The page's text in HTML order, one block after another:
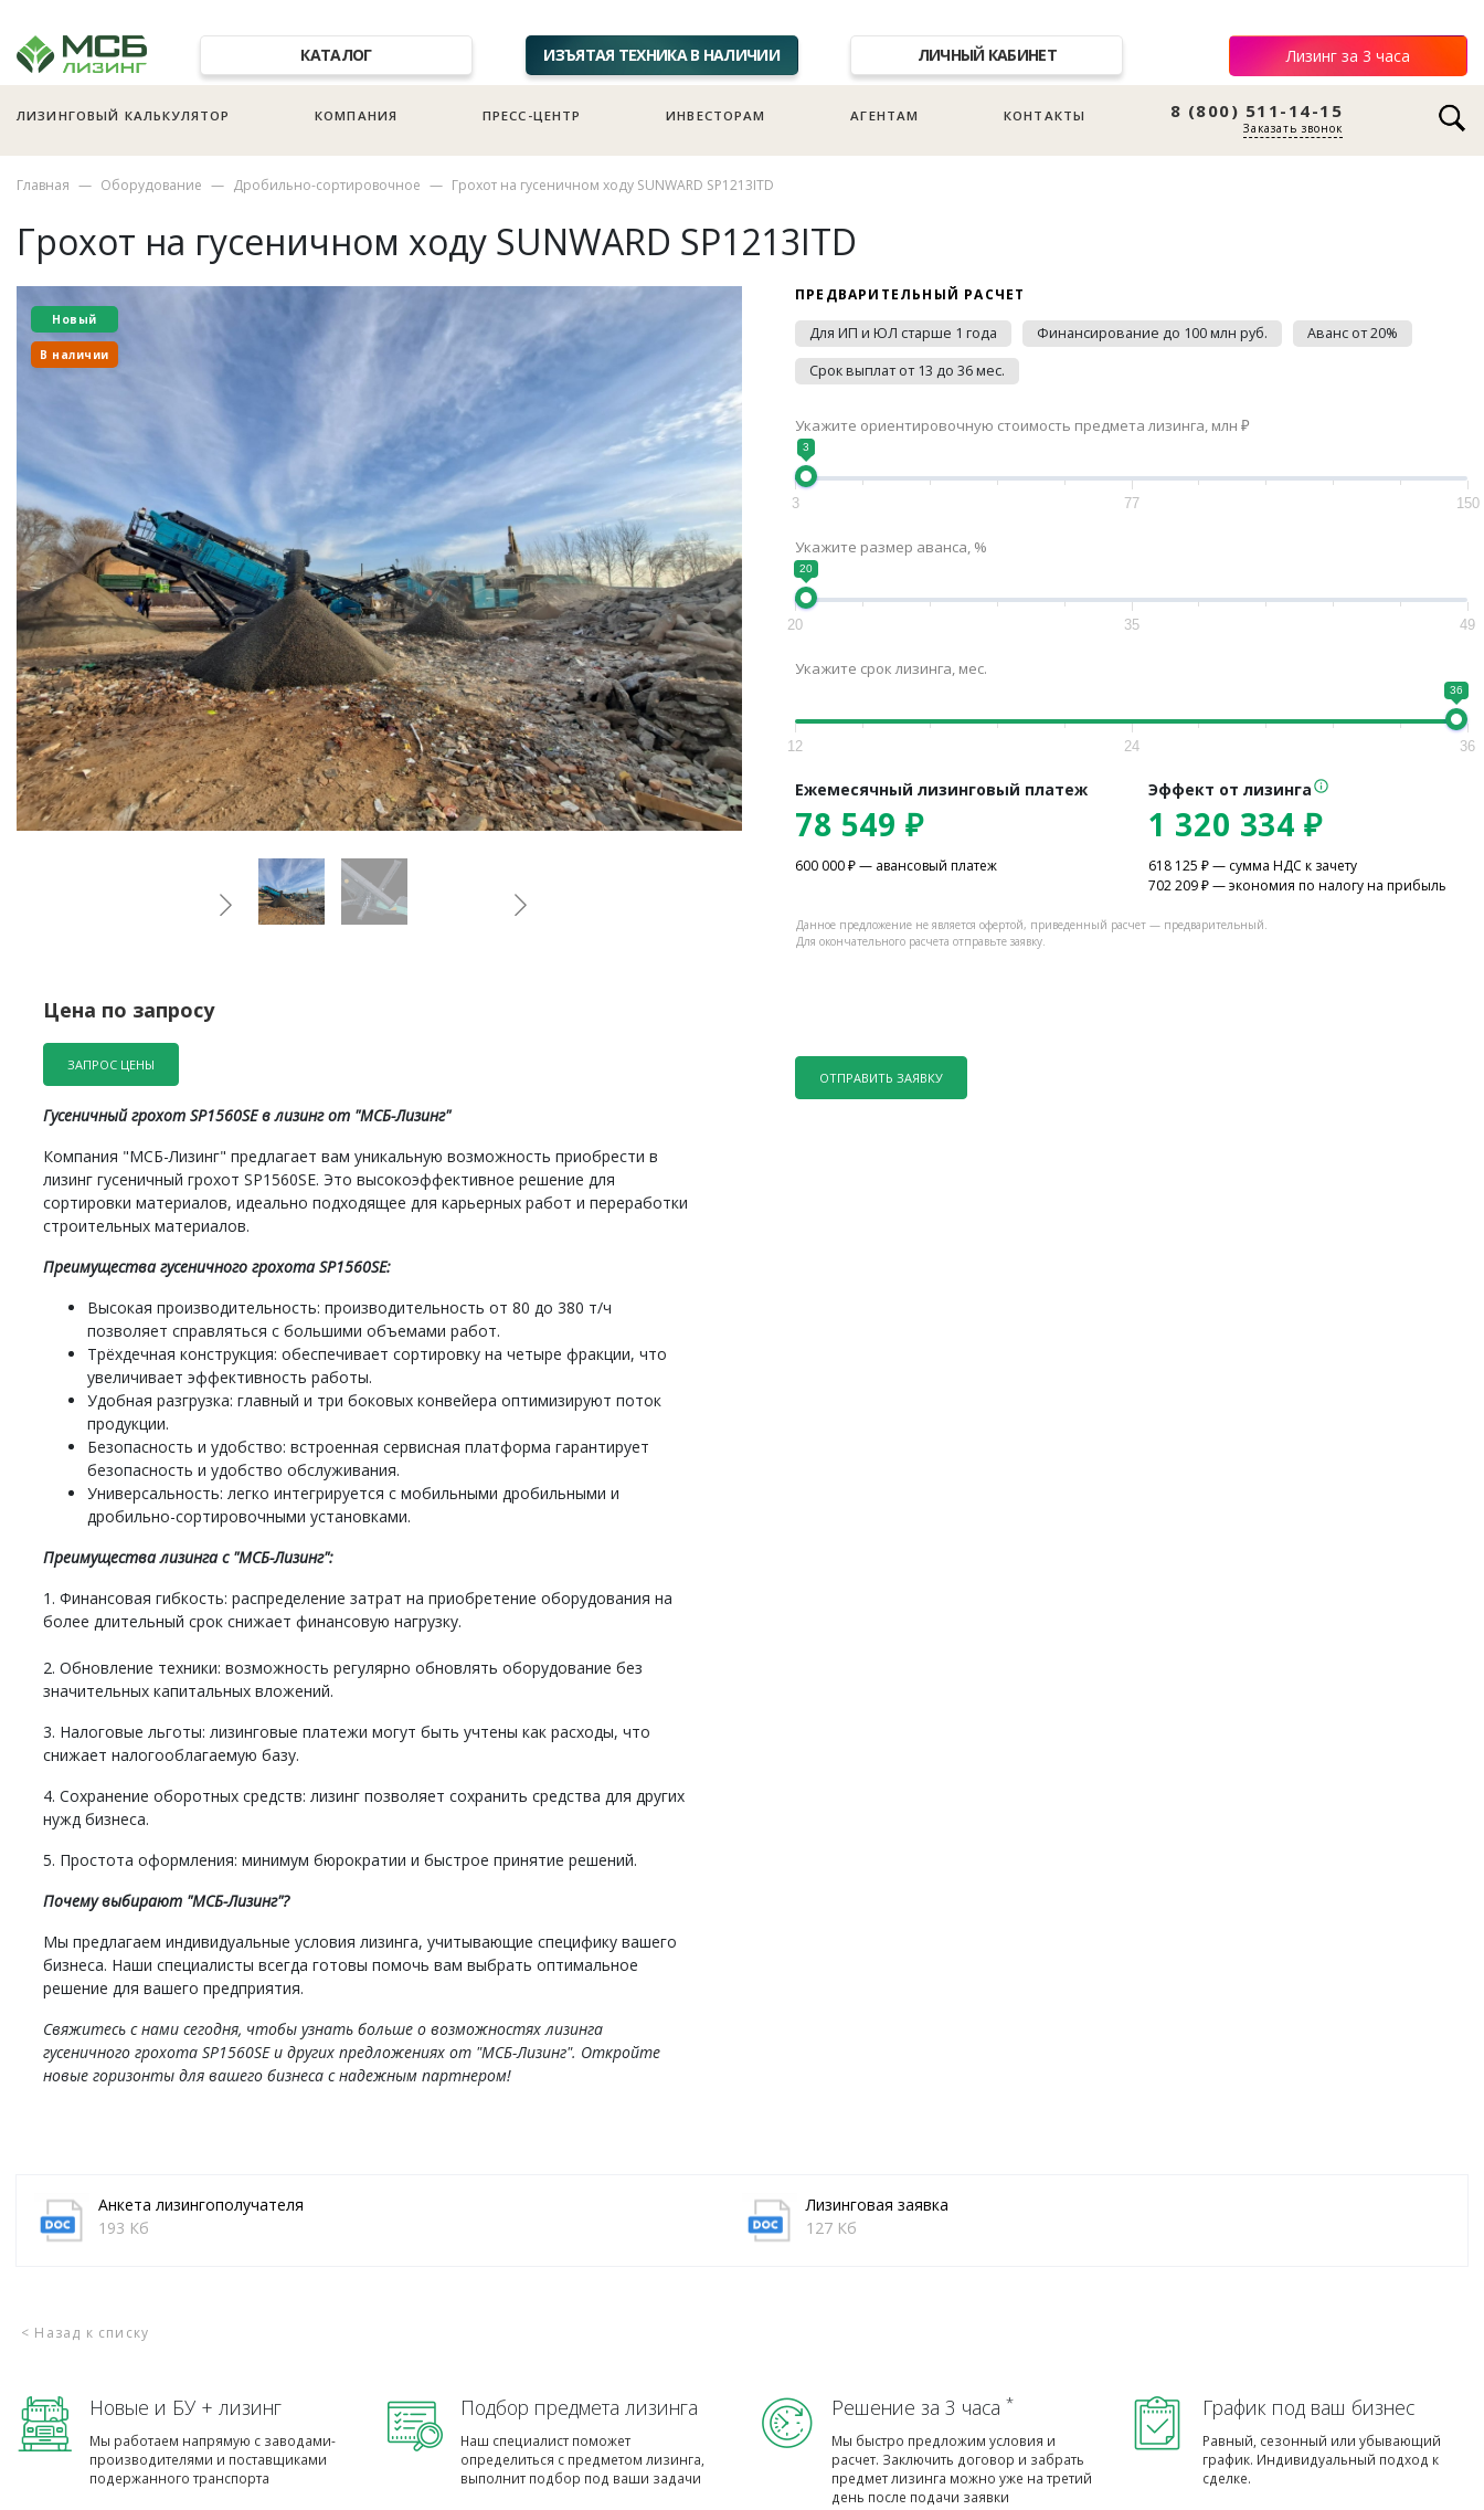
КАТАЛОГ ИЗЪЯТАЯ ТЕХНИКА В НАЛИЧИИ ЛИЧНЫЙ КАБИНЕТ Лизинг за 3 часа
ЛИЗИНГОВЫЙ КАЛЬКУЛЯТОР КОМПАНИЯ ПРЕСС-ЦЕНТР ИНВЕСТОРАМ АГЕНТАМ КОНТАКТЫ 8 (800) 511-14-15
Заказать звонок
Главная Оборудование Дробильно-сортировочное Грохот на гусеничном ходу SUNWARD SP1213ITD
Грохот на гусеничном ходу SUNWARD SP1213ITD
Новый
В наличии
Цена по запросу
ЗАПРОС ЦЕНЫ
Гусеничный грохот SP1560SE в лизинг от "МСБ-Лизинг"
Компания "МСБ-Лизинг" предлагает вам уникальную возможность приобрести в
лизинг гусеничный грохот SP1560SE. Это высокоэффективное решение для
сортировки материалов, идеально подходящее для карьерных работ и переработки
строительных материалов.
Преимущества гусеничного грохота SP1560SE:
Высокая производительность: производительность от 80 до 380 т/ч
позволяет справляться с большими объемами работ.
Трёхдечная конструкция: обеспечивает сортировку на четыре фракции, что
увеличивает эффективность работы.
Удобная разгрузка: главный и три боковых конвейера оптимизируют поток
продукции.
Безопасность и удобство: встроенная сервисная платформа гарантирует
безопасность и удобство обслуживания.
Универсальность: легко интегрируется с мобильными дробильными и
дробильно-сортировочными установками.
Преимущества лизинга с "МСБ-Лизинг":
1. Финансовая гибкость: распределение затрат на приобретение оборудования на
более длительный срок снижает финансовую нагрузку.
2. Обновление техники: возможность регулярно обновлять оборудование без
значительных капитальных вложений.
3. Налоговые льготы: лизинговые платежи могут быть учтены как расходы, что
снижает налогооблагаемую базу.
4. Сохранение оборотных средств: лизинг позволяет сохранить средства для других
нужд бизнеса.
5. Простота оформления: минимум бюрократии и быстрое принятие решений.
Почему выбирают "МСБ-Лизинг"?
Мы предлагаем индивидуальные условия лизинга, учитывающие специфику вашего
бизнеса. Наши специалисты всегда готовы помочь вам выбрать оптимальное
решение для вашего предприятия.
Свяжитесь с нами сегодня, чтобы узнать больше о возможностях лизинга
гусеничного грохота SP1560SE и других предложениях от "МСБ-Лизинг". Откройте
новые горизонты для вашего бизнеса с надежным партнером!
ПРЕДВАРИТЕЛЬНЫЙ РАСЧЕТ
Для ИП и ЮЛ старше 1 года Финансирование до 100 млн руб.
Аванс от 20%
Срок выплат от 13 до 36 мес.
Укажите ориентировочную стоимость предмета лизинга, млн ₽
3
3 77 150
Укажите размер аванса, %
20
20 35 49
Укажите срок лизинга, мес.
36
12 24 36
Ежемесячный лизинговый платеж
78 549 ₽
600 000₽ — авансовый платеж
Эффект от лизинга
1 320 334 ₽
618 125 ₽ — сумма НДС к зачету
702 209₽ — экономия по налогу на прибыль
Данное предложение не является офертой, приведенный расчет — предварительный.
Для окончательного расчета отправьте заявку.
ОТПРАВИТЬ ЗАЯВКУ
Анкета лизингополучателя
193 Кб
Лизинговая заявка
127 Кб
< Назад к списку
Новые и БУ + лизинг
Мы работаем напрямую с заводами-
производителями и поставщиками
подержанного транспорта
Подбор предмета лизинга
Наш специалист поможет
определиться с предметом лизинга,
выполнит подбор под ваши задачи
Решение за 3 часа *
Мы быстро предложим условия и
расчет. Заключить договор и забрать
предмет лизинга можно уже на третий
день после подачи заявки
График под ваш бизнес
Равный, сезонный или убывающий
график. Индивидуальный подход к
сделке.